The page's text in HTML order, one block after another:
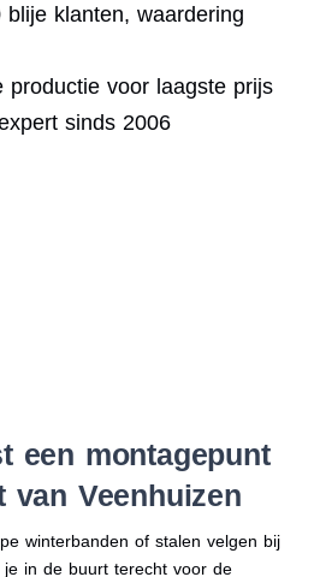
blije klanten, waardering
productie voor laagste prijs
sinds 2006
een montagepunt
van Veenhuizen
winterbanden of stalen velgen bij
in de buurt terecht voor de